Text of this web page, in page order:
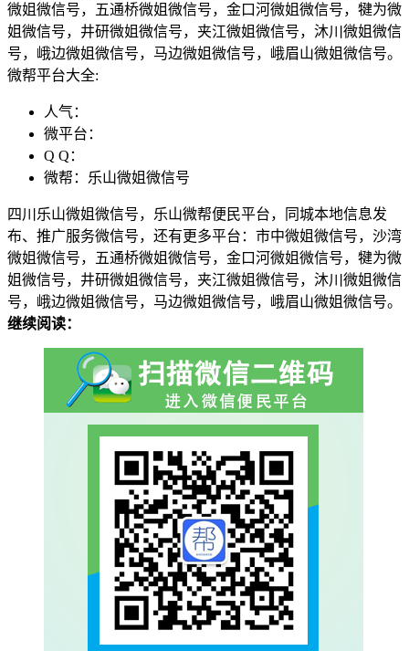
微姐微信号，五通桥微姐微信号，金口河微姐微信号，犍为微
姐微信号，井研微姐微信号，夹江微姐微信号，沐川微姐微信
号，峨边微姐微信号，马边微姐微信号，峨眉山微姐微信号。
微帮平台大全:
人气：
微平台：
Q Q：
微帮：乐山微姐微信号
四川乐山微姐微信号，乐山微帮便民平台，同城本地信息发
布、推广服务微信号，还有更多平台：市中微姐微信号，沙湾
微姐微信号，五通桥微姐微信号，金口河微姐微信号，犍为微
姐微信号，井研微姐微信号，夹江微姐微信号，沐川微姐微信
号，峨边微姐微信号，马边微姐微信号，峨眉山微姐微信号。
继续阅读：